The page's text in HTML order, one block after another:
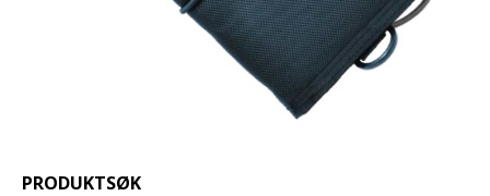
PRODUKTSØK